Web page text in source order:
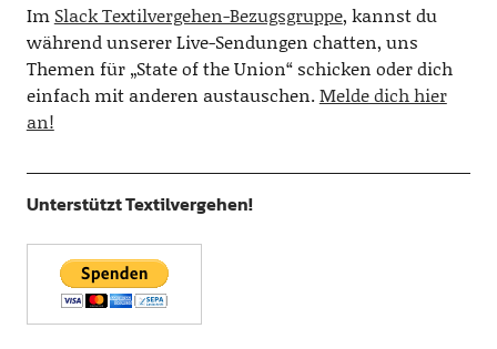
Im Slack Textilvergehen-Bezugsgruppe, kannst du
während unserer Live-Sendungen chatten, uns
Themen für „State of the Union“ schicken oder dich
einfach mit anderen austauschen.Melde dich hier
an!
Unterstützt Textilvergehen!